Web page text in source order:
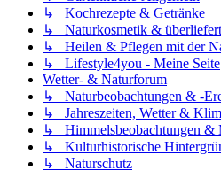
↳ Kochrezepte & Getränke
↳ Naturkosmetik &
↳ Heilen & Pflegen mit der
↳ Lifestyle4you - Meine Seite
Wetter- & Naturforum
↳ Naturbeobachtungen & -
↳ Jahreszeiten, Wetter &
↳ Himmelsbeobachtungen &
↳ Kulturhistorische
↳ Naturschutz